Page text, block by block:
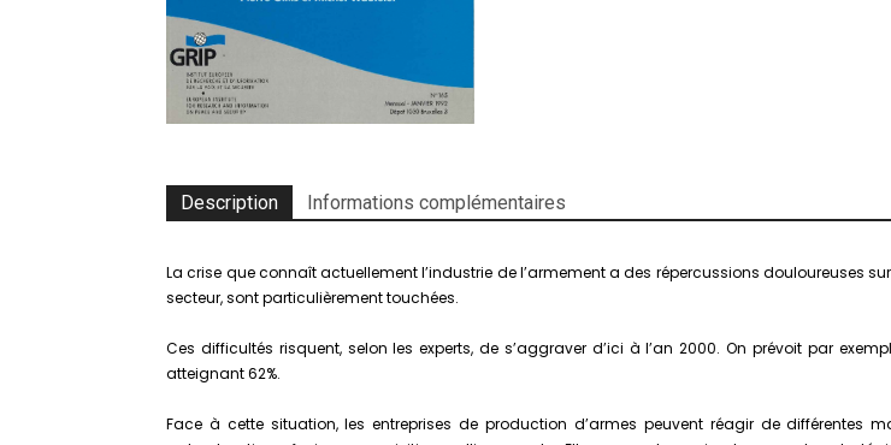
Description Informations complémentaires
La crise que connaît actuellement l’industrie de l’armement a des répercussions douloureuses
secteur, sont particulièrement touchées.
Ces difficultés risquent, selon les experts, de s’aggraver d’ici à l’an 2000. On prévoit par
atteignant 62%.
Face à cette situation, les entreprises de production d’armes peuvent réagir de différentes